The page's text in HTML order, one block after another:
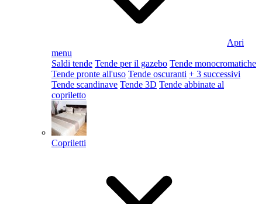
Apri
menu
Saldi tende Tende per il gazebo Tende monocromatiche
Tende pronte all'uso Tende oscuranti + 3 successivi
Tende scandinave Tende 3D Tende abbinate al
copriletto
Copriletti